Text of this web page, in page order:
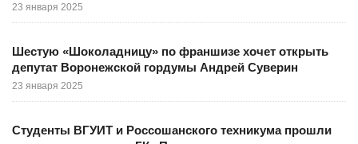
23 января 2025
Шестую «Шоколадницу» по франшизе хочет открыть
депутат Воронежской гордумы Андрей Суверин
23 января 2025
Студенты ВГУИТ и Россошанского техникума прошли